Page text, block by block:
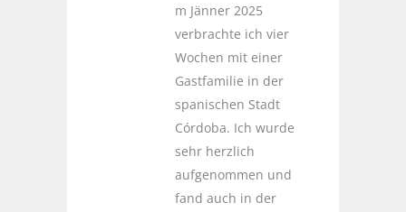
m Jänner 2025
verbrachte ich vier
Wochen mit einer
Gastfamilie in der
spanischen Stadt
Córdoba. Ich wurde
sehr herzlich
aufgenommen und
fand auch in der